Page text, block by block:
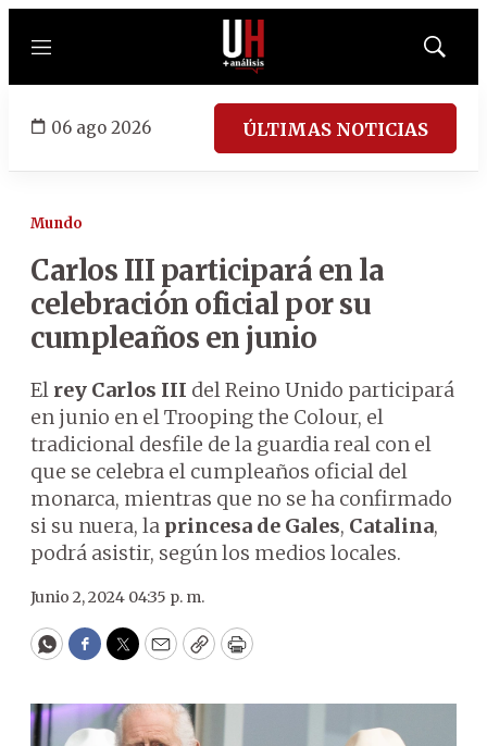
Menú
Mostrar
06 ago 2026 ÚLTIMAS NOTICIAS
Mundo
Carlos III participará en la
celebración oficial por su
cumpleaños en junio
El rey Carlos III del Reino Unido participará
en junio en el Trooping the Colour, el
tradicional desfile de la guardia real con el
que se celebra el cumpleaños oficial del
monarca, mientras que no se ha confirmado
si su nuera, la princesa de Gales, Catalina,
podrá asistir, según los medios locales.
Junio 2, 2024 04:35 p. m.
WhatsApp
Facebook
Twitter
EmailCopyPrint